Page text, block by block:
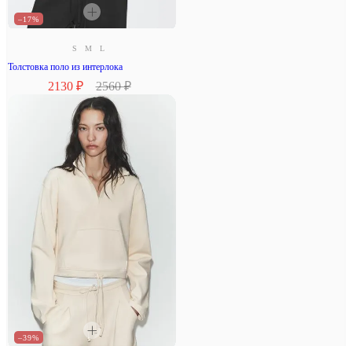
–17%
S M L
Толстовка поло из интерлока
2130 ₽ 2560 ₽
–39%